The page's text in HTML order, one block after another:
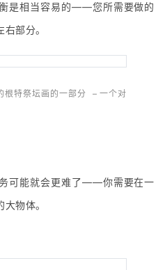
是相当容易的——您所需要做的
部分。
特祭坛画的一部分 – 一个对
可能就会更难了——你需要在一
物体。